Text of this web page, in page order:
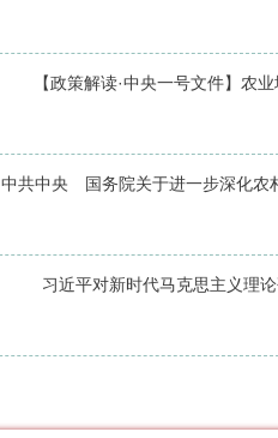
【政策解读·中央一号文件】农
中共中央 国务院关于进一步深化
习近平对新时代马克思主义理